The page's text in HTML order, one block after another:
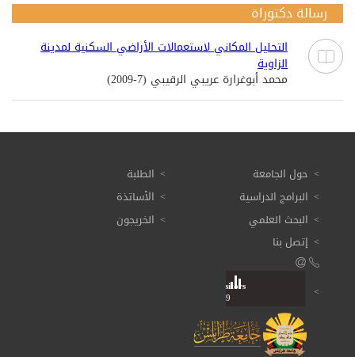
رسالة دكتوراة
التحليل المكاني لاستعمالات الأراضي السكنية لمدينة
الزاوية
محمد أبوغرارة عريبي الرقيبي (7-2009)
حول الجامعة
البرامج الدراسية
البحث العلمي
الطلبة
الأساتذة
الخريجون
إتصل بنا
Total: 3 616 949
Visitors